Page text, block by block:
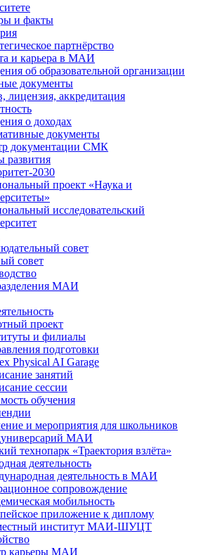
и факты
партнёрство
и карьера в МАИ
об образовательной организации
документы
лицензия, аккредитация
о доходах
документы
документации СМК
развития
2030
проект «Наука и
исследовательский
совет
совет
МАИ
проект
и филиалы
подготовки
Physical AI Garage
занятий
сессии
обучения
и мероприятия для школьников
МАИ
технопарк «Траектория взлёта»
деятельность
деятельность в МАИ
сопровождение
мобильность
приложение к диплому
институт МАИ-ШУЦТ
карьеры МАИ